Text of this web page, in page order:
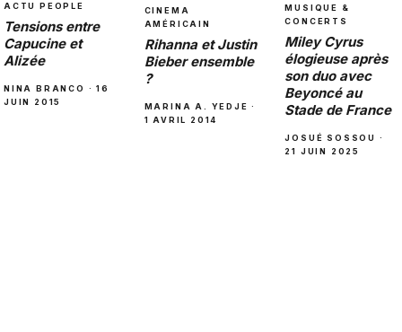
ACTU PEOPLE
Tensions entre
Capucine et
Alizée
NINA BRANCO · 16
JUIN 2015
CINEMA
AMÉRICAIN
Rihanna et Justin
Bieber ensemble
?
MARINA A. YEDJE ·
1 AVRIL 2014
MUSIQUE &
CONCERTS
Miley Cyrus
élogieuse après
son duo avec
Beyoncé au
Stade de France
JOSUÉ SOSSOU ·
21 JUIN 2025